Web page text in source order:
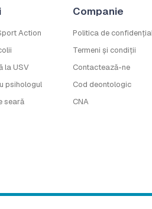
Action
la USV
psihologul
seară
Companie
Politica de
Termeni și condiții
Contactează-ne
Cod deontologic
CNA